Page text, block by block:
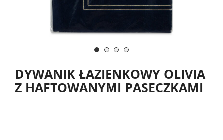
DYWANIK ŁAZIENKOWY OLIVIA
Z HAFTOWANYMI PASECZKAMI